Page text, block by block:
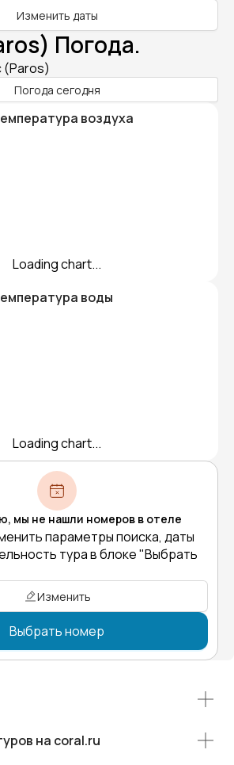
Изменить даты
Погода.
(Paros)
Погода сегодня
воздуха
Loading chart...
воды
Loading chart...
мы не нашли номеров в отеле
параметры поиска, даты
тура в блоке "Выбрать
Изменить
Выбрать номер
на coral.ru